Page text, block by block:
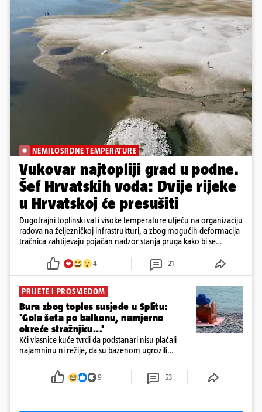
NEMILOSRDNE TEMPERATURE
Vukovar najtopliji grad u podne.
Šef Hrvatskih voda: Dvije rijeke
u Hrvatskoj će presušiti
Dugotrajni toplinski val i visoke temperature utječu na organizaciju
radova na željezničkoj infrastrukturi, a zbog mogućih deformacija
tračnica zahtijevaju pojačan nadzor stanja pruga kako bi se
4 21
PRIJETE I PROSVJEDOM
Bura zbog toples susjede u Splitu:
'Gola šeta po balkonu, namjerno
okreće stražnjicu...'
Kći vlasnice kuće tvrdi da podstanari nisu plaćali
najamninu ni režije, da su bazenom ugrozili
9 53